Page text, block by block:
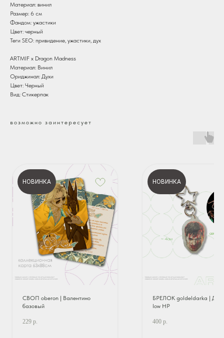
Материал: винил
Размер: 6 см
Фандом: ужастики
Цвет: черный
Теги SEO: привидение, ужастики, дух
ARTMIF х Dragon Madness
Материал: Винил
Ориджинал: Духи
Цвет: Черный
Вид: Стикерпак
возможно заинтересует
НОВИНКА
СВОП oberon | Валентино
базовый
229 р.
НОВИНКА
БРЕЛОК goldeldarka |
low HP
400 р.